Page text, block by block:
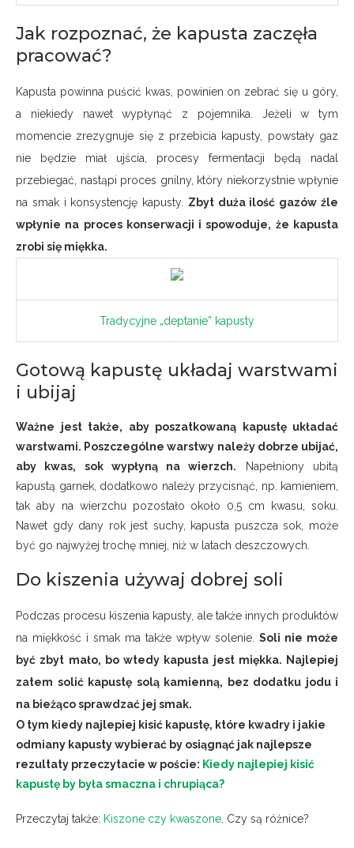
Jak rozpoznać, że kapusta zaczęła
pracować?
Kapusta powinna puścić kwas, powinien on zebrać się u góry,
a niekiedy nawet wypłynąć z pojemnika. Jeżeli w tym
momencie zrezygnuje się z przebicia kapusty, powstały gaz
nie będzie miał ujścia, procesy fermentacji będą nadal
przebiegać, nastąpi proces gnilny, który niekorzystnie wpłynie
na smak i konsystencję kapusty. Zbyt duża ilość gazów źle
wpłynie na proces konserwacji i spowoduje, że kapusta
zrobi się miękka.
Tradycyjne „deptanie” kapusty
Gotową kapustę układaj warstwami
i ubijaj
Ważne jest także, aby poszatkowaną kapustę układać
warstwami. Poszczególne warstwy należy dobrze ubijać,
aby kwas, sok wypłyną na wierzch. Napełniony ubitą
kapustą garnek, dodatkowo należy przycisnąć, np. kamieniem,
tak aby na wierzchu pozostało około 0,5 cm kwasu, soku.
Nawet gdy dany rok jest suchy, kapusta puszcza sok, może
być go najwyżej trochę mniej, niż w latach deszczowych.
Do kiszenia używaj dobrej soli
Podczas procesu kiszenia kapusty, ale także innych produktów
na miękkość i smak ma także wpływ solenie. Soli nie może
być zbyt mało, bo wtedy kapusta jest miękka. Najlepiej
zatem solić kapustę solą kamienną, bez dodatku jodu i
na bieżąco sprawdzać jej smak.
O tym kiedy najlepiej kisić kapustę, które kwadry i jakie
odmiany kapusty wybierać by osiągnąć jak najlepsze
rezultaty przeczytacie w poście: Kiedy najlepiej kisić
kapustę by była smaczna i chrupiąca?
Przeczytaj także: Kiszone czy kwaszone. Czy są różnice?